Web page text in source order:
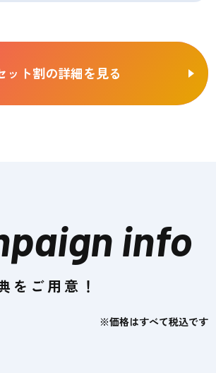
ット割の詳細を見る
info
をご用意！
※価格はすべて税込です